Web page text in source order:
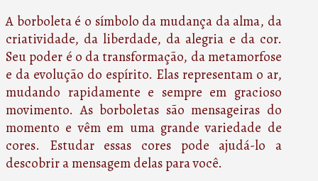
A borboleta é o símbolo da mudança da alma, da
criatividade, da liberdade, da alegria e da cor.
Seu poder é o da transformação, da metamorfose
e da evolução do espírito. Elas representam o ar,
mudando rapidamente e sempre em gracioso
movimento. As borboletas são mensageiras do
momento e vêm em uma grande variedade de
cores. Estudar essas cores pode ajudá-lo a
descobrir a mensagem delas para você.